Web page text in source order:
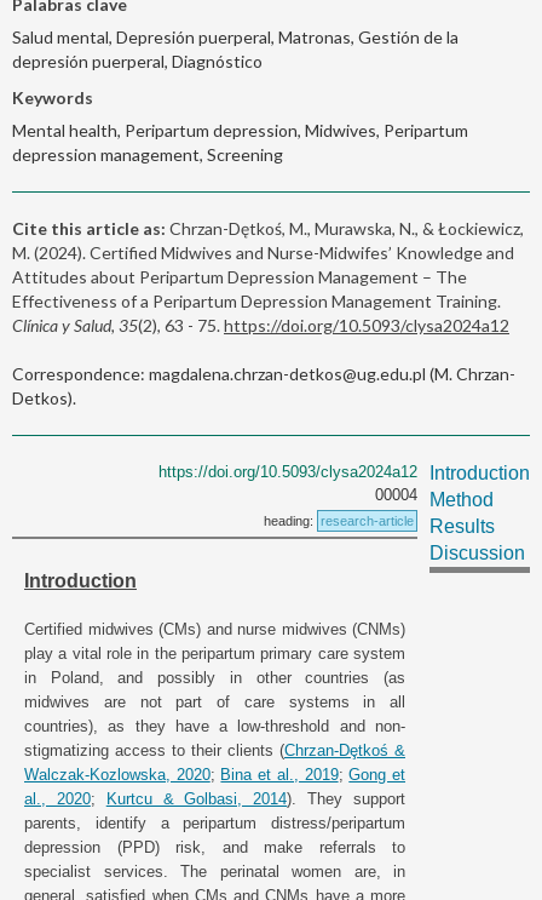
Salud mental, Depresión puerperal, Matronas, Gestión de la
depresión puerperal, Diagnóstico
Keywords
Mental health, Peripartum depression, Midwives, Peripartum
depression management, Screening
Cite this article as: Chrzan-Dętkoś, M., Murawska, N., & Łockiewicz,
M. (2024). Certified Midwives and Nurse-Midwifes’ Knowledge and
Attitudes about Peripartum Depression Management – The
Effectiveness of a Peripartum Depression Management Training.
Clínica y Salud, 35(2), 63 - 75.https://doi.org/10.5093/clysa2024a12
Correspondence: magdalena.chrzan-detkos@ug.edu.pl (M. Chrzan-
Detkos).
https://doi.org/10.5093/clysa2024a12
00004
heading: research-article
Introduction
Certified midwives (CMs) and nurse midwives (CNMs)
play a vital role in the peripartum primary care system
in Poland, and possibly in other countries (as
midwives are not part of care systems in all
countries), as they have a low-threshold and non-
stigmatizing access to their clients (Chrzan-Dȩtkoś &
Walczak-Kozlowska, 2020; Bina et al., 2019;Gong et
al., 2020; Kurtcu & Golbasi, 2014). They support
parents, identify a peripartum distress/peripartum
depression (PPD) risk, and make referrals to
specialist services. The perinatal women are, in
general, satisfied when CMs and CNMs have a more
Introduction
Method
Results
Discussion